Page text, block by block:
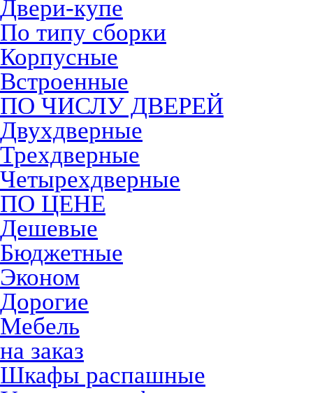
Двери-купе
По типу сборки
Корпусные
Встроенные
ПО ЧИСЛУ ДВЕРЕЙ
Двухдверные
Трехдверные
Четырехдверные
ПО ЦЕНЕ
Дешевые
Бюджетные
Эконом
Дорогие
Мебель
на заказ
Шкафы распашные